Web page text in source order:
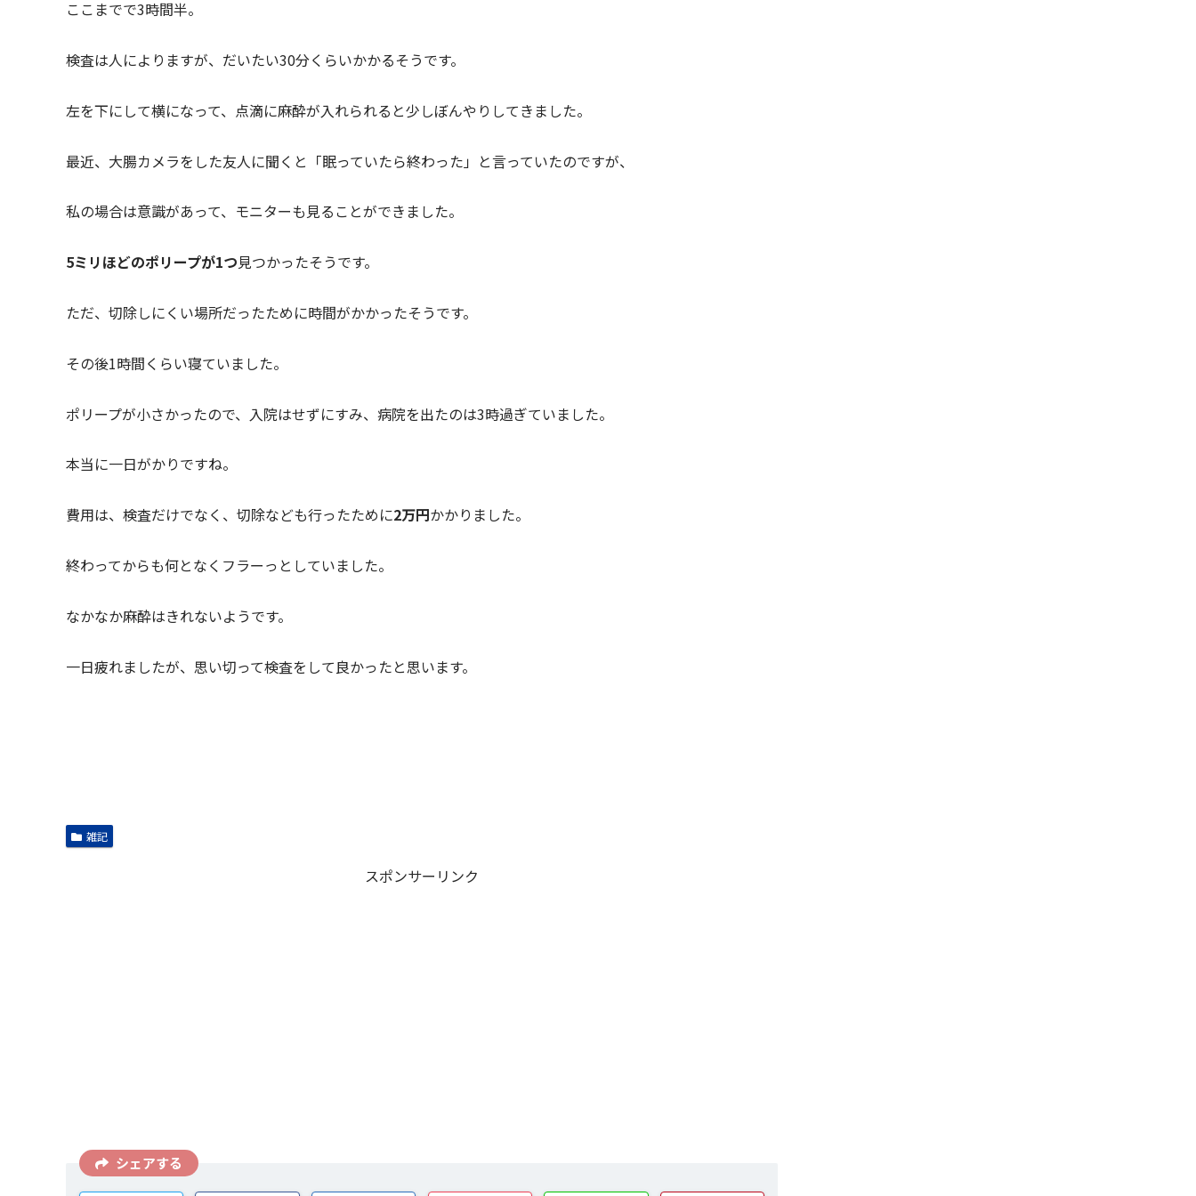
ここまでで3時間半。
検査は人によりますが、だいたい30分くらいかかるそうです。
左を下にして横になって、点滴に麻酔が入れられると少しぼんやりしてきました。
最近、大腸カメラをした友人に聞くと「眠っていたら終わった」と言っていたのですが、
私の場合は意識があって、モニターも見ることができました。
5ミリほどのポリープが1つ見つかったそうです。
ただ、切除しにくい場所だったために時間がかかったそうです。
その後1時間くらい寝ていました。
ポリープが小さかったので、入院はせずにすみ、病院を出たのは3時過ぎていました。
本当に一日がかりですね。
費用は、検査だけでなく、切除なども行ったために2万円かかりました。
終わってからも何となくフラーっとしていました。
なかなか麻酔はきれないようです。
一日疲れましたが、思い切って検査をして良かったと思います。
雑記
スポンサーリンク
シェアする